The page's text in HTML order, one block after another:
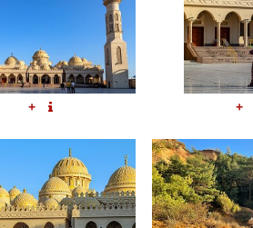
+ +